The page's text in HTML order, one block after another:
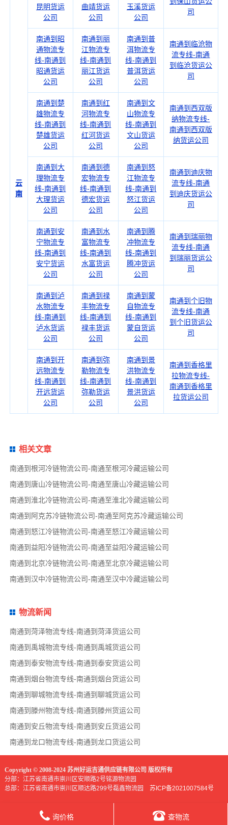
云
南
昆明货运
公司
曲靖货运
公司
玉溪货运
公司
司
南通到昭
通物流专
线-南通到
昭通货运
公司
南通到丽
江物流专
线-南通到
丽江货运
公司
南通到普
洱物流专
线-南通到
普洱货运
公司
南通到临沧物
流专线-南通
到临沧货运公
司
南通到楚
雄物流专
线-南通到
楚雄货运
公司
南通到红
河物流专
线-南通到
红河货运
公司
南通到文
山物流专
线-南通到
文山货运
公司
南通到西双版
纳物流专线-
南通到西双版
纳货运公司
南通到大
理物流专
线-南通到
大理货运
公司
南通到德
宏物流专
线-南通到
德宏货运
公司
南通到怒
江物流专
线-南通到
怒江货运
公司
南通到迪庆物
流专线-南通
到迪庆货运公
司
南通到安
宁物流专
线-南通到
安宁货运
公司
南通到水
富物流专
线-南通到
水富货运
公司
南通到腾
冲物流专
线-南通到
腾冲货运
公司
南通到瑞丽物
流专线-南通
到瑞丽货运公
司
南通到泸
水物流专
线-南通到
泸水货运
公司
南通到禄
丰物流专
线-南通到
禄丰货运
公司
南通到蒙
自物流专
线-南通到
蒙自货运
公司
南通到个旧物
流专线-南通
到个旧货运公
司
南通到开
远物流专
线-南通到
开远货运
公司
南通到弥
勒物流专
线-南通到
弥勒货运
公司
南通到景
洪物流专
线-南通到
景洪货运
公司
南通到香格里
拉物流专线-
南通到香格里
拉货运公司
相关文章
南通到根河冷链物流公司-南通至根河冷藏运输公司
南通到唐山冷链物流公司-南通至唐山冷藏运输公司
南通到淮北冷链物流公司-南通至淮北冷藏运输公司
南通到阿克苏冷链物流公司-南通至阿克苏冷藏运输公司
南通到怒江冷链物流公司-南通至怒江冷藏运输公司
南通到益阳冷链物流公司-南通至益阳冷藏运输公司
南通到北京冷链物流公司-南通至北京冷藏运输公司
南通到汉中冷链物流公司-南通至汉中冷藏运输公司
物流新闻
南通到菏泽物流专线-南通到菏泽货运公司
南通到禹城物流专线-南通到禹城货运公司
南通到泰安物流专线-南通到泰安货运公司
南通到烟台物流专线-南通到烟台货运公司
南通到聊城物流专线-南通到聊城货运公司
南通到滕州物流专线-南通到滕州货运公司
南通到安丘物流专线-南通到安丘货运公司
南通到龙口物流专线-南通到龙口货运公司
Copyright © 2008-2024 苏州好运吉通供应链有限公司 版权所有
分部：江苏省南通市崇川区安顺路2号铭源物流园
总部：江苏省南通市崇川区顺达路299号磊鑫物流园 苏ICP备2021007584号
询价格 查物流